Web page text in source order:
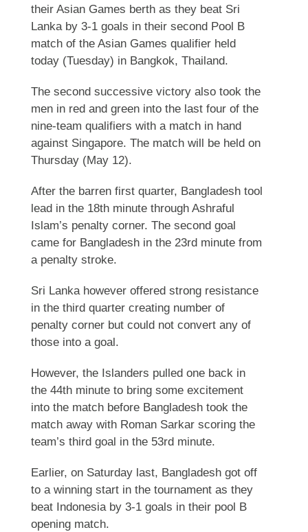
their Asian Games berth as they beat Sri
Lanka by 3-1 goals in their second Pool B
match of the Asian Games qualifier held
today (Tuesday) in Bangkok, Thailand.
The second successive victory also took the
men in red and green into the last four of the
nine-team qualifiers with a match in hand
against Singapore. The match will be held on
Thursday (May 12).
After the barren first quarter, Bangladesh tool
lead in the 18th minute through Ashraful
Islam’s penalty corner. The second goal
came for Bangladesh in the 23rd minute from
a penalty stroke.
Sri Lanka however offered strong resistance
in the third quarter creating number of
penalty corner but could not convert any of
those into a goal.
However, the Islanders pulled one back in
the 44th minute to bring some excitement
into the match before Bangladesh took the
match away with Roman Sarkar scoring the
team’s third goal in the 53rd minute.
Earlier, on Saturday last, Bangladesh got off
to a winning start in the tournament as they
beat Indonesia by 3-1 goals in their pool B
opening match.